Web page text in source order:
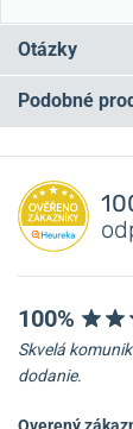
Otázky
Máte
Podobné
100%
Skvelá
dodanie.